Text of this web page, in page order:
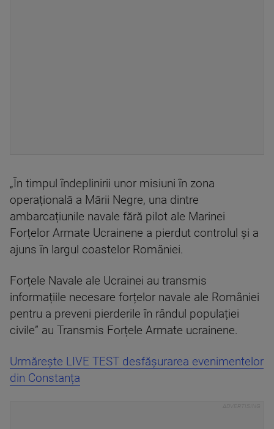
„În timpul îndeplinirii unor misiuni în zona
operațională a Mării Negre, una dintre
ambarcațiunile navale fără pilot ale Marinei
Forțelor Armate Ucrainene a pierdut controlul și a
ajuns în largul coastelor României.
Forțele Navale ale Ucrainei au transmis
informațiile necesare forțelor navale ale României
pentru a preveni pierderile în rândul populației
civile” au Transmis Forțele Armate ucrainene.
Urmărește LIVE TEST desfășurarea evenimentelor
din Constanța